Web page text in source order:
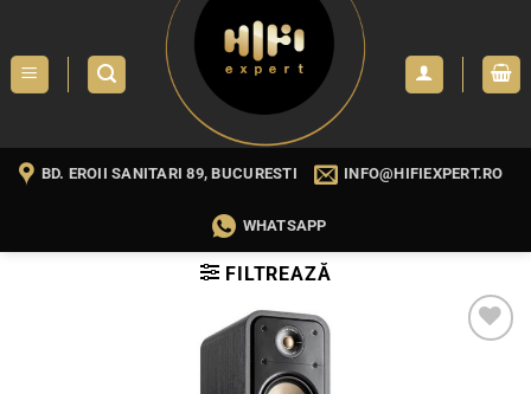
content
BD. EROII SANITARI 89, BUCURESTI INFO@HIFIEXPERT.RO
WHATSAPP
FILTREAZĂ